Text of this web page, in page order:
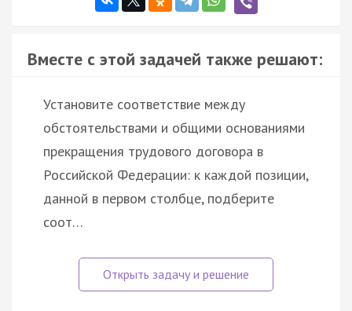
Вместе с этой задачей также решают:
Установите соответствие между
обстоятельствами и общими основаниями
прекращения трудового договора в
Российской Федерации: к каждой позиции,
данной в первом столбце, подберите
соот…